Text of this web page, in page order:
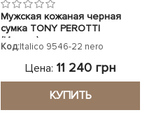
Мужская кожаная черная
сумка TONY PEROTTI
(Италия)
Код:Italico 9546-22 nero
Цена: 11 240 грн
КУПИТЬ